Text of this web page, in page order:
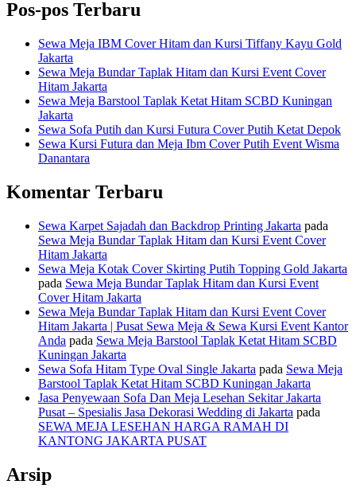
Pos-pos Terbaru
Sewa Meja IBM Cover Hitam dan Kursi Tiffany Kayu Gold
Jakarta
Sewa Meja Bundar Taplak Hitam dan Kursi Event Cover
Hitam Jakarta
Sewa Meja Barstool Taplak Ketat Hitam SCBD Kuningan
Jakarta
Sewa Sofa Putih dan Kursi Futura Cover Putih Ketat Depok
Sewa Kursi Futura dan Meja Ibm Cover Putih Event Wisma
Danantara
Komentar Terbaru
Sewa Karpet Sajadah dan Backdrop Printing Jakarta pada
Sewa Meja Bundar Taplak Hitam dan Kursi Event Cover
Hitam Jakarta
Sewa Meja Kotak Cover Skirting Putih Topping Gold Jakarta
pada Sewa Meja Bundar Taplak Hitam dan Kursi Event
Cover Hitam Jakarta
Sewa Meja Bundar Taplak Hitam dan Kursi Event Cover
Hitam Jakarta | Pusat Sewa Meja & Sewa Kursi Event Kantor
Anda pada Sewa Meja Barstool Taplak Ketat Hitam SCBD
Kuningan Jakarta
Sewa Sofa Hitam Type Oval Single Jakarta pada Sewa Meja
Barstool Taplak Ketat Hitam SCBD Kuningan Jakarta
Jasa Penyewaan Sofa Dan Meja Lesehan Sekitar Jakarta
Pusat – Spesialis Jasa Dekorasi Wedding di Jakarta pada
SEWA MEJA LESEHAN HARGA RAMAH DI
KANTONG JAKARTA PUSAT
Arsip